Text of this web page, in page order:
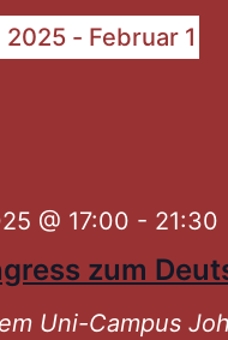
2025 - Februar 1
zum
@ 17:00 - 21:30
Uni-Campus